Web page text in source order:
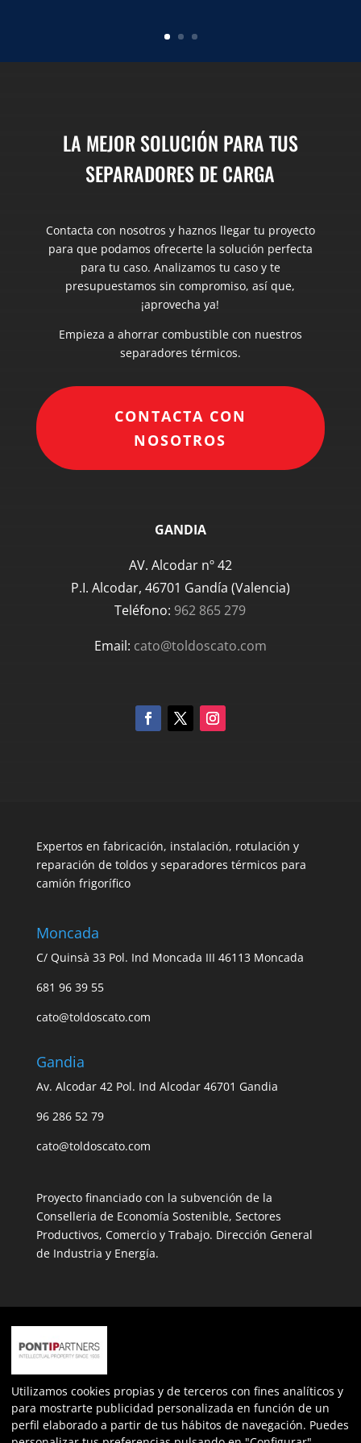
LA MEJOR SOLUCIÓN PARA TUS
SEPARADORES DE CARGA
Contacta con nosotros y haznos llegar tu proyecto
para que podamos ofrecerte la solución perfecta
para tu caso. Analizamos tu caso y te
presupuestamos sin compromiso, así que,
¡aprovecha ya!
Empieza a ahorrar combustible con nuestros
separadores térmicos.
CONTACTA CON
NOSOTROS
GANDIA
AV. Alcodar nº 42
P.I. Alcodar, 46701 Gandía (Valencia)
Teléfono: 962 865 279
Email: cato@toldoscato.com
Expertos en fabricación, instalación, rotulación y
reparación de toldos y separadores térmicos para
camión frigorífico
Moncada
C/ Quinsà 33 Pol. Ind Moncada III 46113 Moncada
681 96 39 55
cato@toldoscato.com
Gandia
Av. Alcodar 42 Pol. Ind Alcodar 46701 Gandia
96 286 52 79
cato@toldoscato.com
Proyecto financiado con la subvención de la
Conselleria de Economía Sostenible, Sectores
Productivos, Comercio y Trabajo. Dirección General
de Industria y Energía.
Más información sobre la ayuda
nº de expediente: ECOVUL/2023/487/46
Utilizamos cookies propias y de terceros con fines analíticos y
para mostrarte publicidad personalizada en función de un
perfil elaborado a partir de tus hábitos de navegación. Puedes